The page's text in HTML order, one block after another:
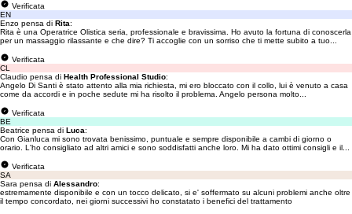
Verificata
EN
Enzo pensa di Rita:
Rita è una Operatrice Olistica seria, professionale e bravissima. Ho avuto la fortuna di conoscerla
per un massaggio rilassante e che dire? Ti accoglie con un sorriso che ti mette subito a tuo...
Verificata
CL
Claudio pensa di Health Professional Studio:
Angelo Di Santi è stato attento alla mia richiesta, mi ero bloccato con il collo, lui è venuto a casa
come da accordi e in poche sedute mi ha risolto il problema. Angelo persona molto...
Verificata
BE
Beatrice pensa di Luca:
Con Gianluca mi sono trovata benissimo, puntuale e sempre disponibile a cambi di giorno o
orario. L'ho consigliato ad altri amici e sono soddisfatti anche loro. Mi ha dato ottimi consigli e il...
Verificata
SA
Sara pensa di Alessandro:
estremamente disponibile e con un tocco delicato, si e' soffermato su alcuni problemi anche oltre
il tempo concordato, nei giorni successivi ho constatato i benefici del trattamento